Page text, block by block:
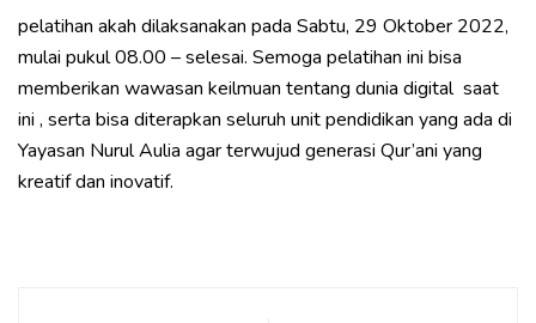
pelatihan akah dilaksanakan pada Sabtu, 29 Oktober 2022,
mulai pukul 08.00 – selesai. Semoga pelatihan ini bisa
memberikan wawasan keilmuan tentang dunia digital saat
ini , serta bisa diterapkan seluruh unit pendidikan yang ada di
Yayasan Nurul Aulia agar terwujud generasi Qur’ani yang
kreatif dan inovatif.